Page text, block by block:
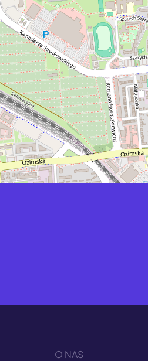
O NAS